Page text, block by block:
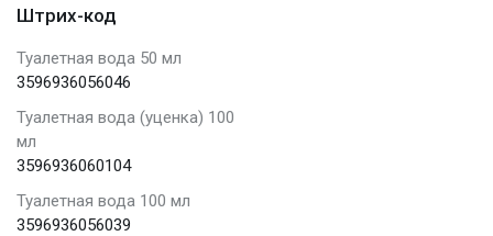
Штрих-код
Туалетная вода 50 мл
3596936056046
Туалетная вода (уценка) 100
мл
3596936060104
Туалетная вода 100 мл
3596936056039